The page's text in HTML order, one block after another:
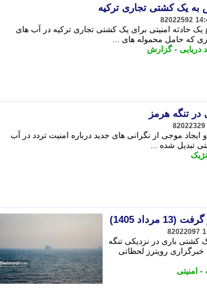
به یک کشتی تجاری ترکیه
82022592
حادثه امنیتی برای یک کشتی تجاری ترکیه در آب های
که حامل محموله های ...
دریایی -گزارش
تنگه هرمز
82022329
موجی از نگرانی های جدید درباره امنیت تردد در آب
تبدیل شده ...
1405)
82022097
کشتی باری در نزدیکی تنگه
رویترز لحظاتی
- امنیتی